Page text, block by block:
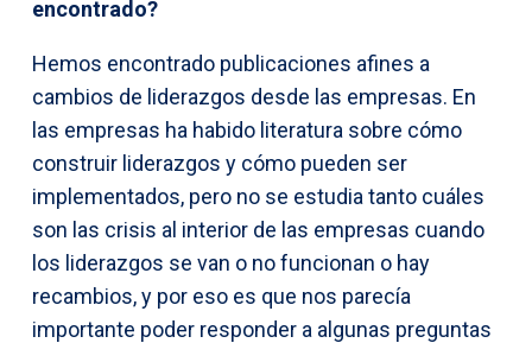
encontrado?
Hemos encontrado publicaciones afines a
cambios de liderazgos desde las empresas. En
las empresas ha habido literatura sobre cómo
construir liderazgos y cómo pueden ser
implementados, pero no se estudia tanto cuáles
son las crisis al interior de las empresas cuando
los liderazgos se van o no funcionan o hay
recambios, y por eso es que nos parecía
importante poder responder a algunas preguntas